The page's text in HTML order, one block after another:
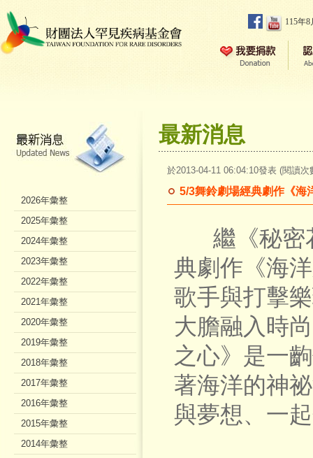
115年
最新消息
於2013-04-11 06:04:10發表 (閱讀次
5/3舞鈴劇場經典劇作《海
繼《秘密花
典劇作《海
歌手與打擊
大膽融入時
之心》是一
著海洋的神
與夢想、一
2026年彙整
2025年彙整
2024年彙整
2023年彙整
2022年彙整
2021年彙整
2020年彙整
2019年彙整
2018年彙整
2017年彙整
2016年彙整
2015年彙整
2014年彙整